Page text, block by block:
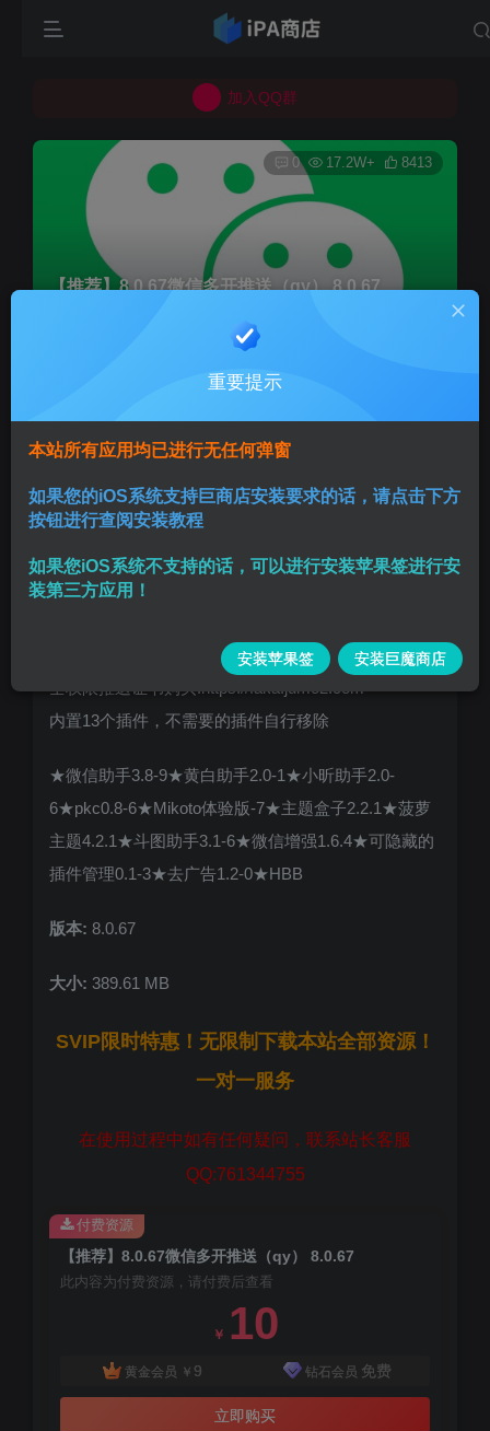
所有上传的应用 均已通过 严格的安全检测
加入QQ群
【推荐】8.0.67微信多开推送（qy） 8.0.67
0 17.2W+ 8413
需用推送证书签名安装或者巨魔安装，可划掉后台还
能完美推送，全权限且功能齐全：分享照片文件等，
指定跳转类似安卓，强制系统电话接听，推送消息带
全权限推送证书购买:https://faka.jumo2.com
内置13个插件，不需要的插件自行移除
★微信助手3.8-9★黄白助手2.0-1★小昕助手2.0-
6★pkc0.8-6★Mikoto体验版-7★主题盒子2.2.1★菠萝
主题4.2.1★斗图助手3.1-6★微信增强1.6.4★可隐藏的
插件管理0.1-3★去广告1.2-0★HBB
版本: 8.0.67
大小: 389.61 MB
SVIP限时特惠！无限制下载本站全部资源！
一对一服务
在使用过程中如有任何疑问，联系站长客服
QQ:761344755
【推荐】8.0.67微信多开推送（qy） 8.0.67
此内容为付费资源，请付费后查看
￥ 10
黄金会员 ￥ 9 钻石会员 免费
立即购买
付费资源
重要提示
本站所有应用均已进行无任何弹窗
如果您的iOS系统支持巨商店安装要求的话，请点击下方
按钮进行查阅安装教程
如果您iOS系统不支持的话，可以进行安装苹果签进行安
装第三方应用！
安装苹果签 安装巨魔商店